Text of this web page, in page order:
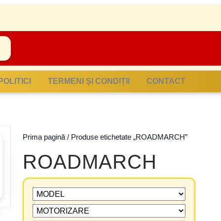
POLITICI TERMENI ȘI CONDIȚII CONTACT
Prima pagină / Produse etichetate „ROADMARCH”
ROADMARCH